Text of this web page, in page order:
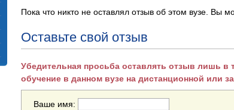
Пока что никто не оставлял отзыв об этом вузе. Вы
Оставьте свой отзыв
Убедительная просьба оставлять отзыв лишь
обучение в данном вузе на дистанционной или
Ваше имя: